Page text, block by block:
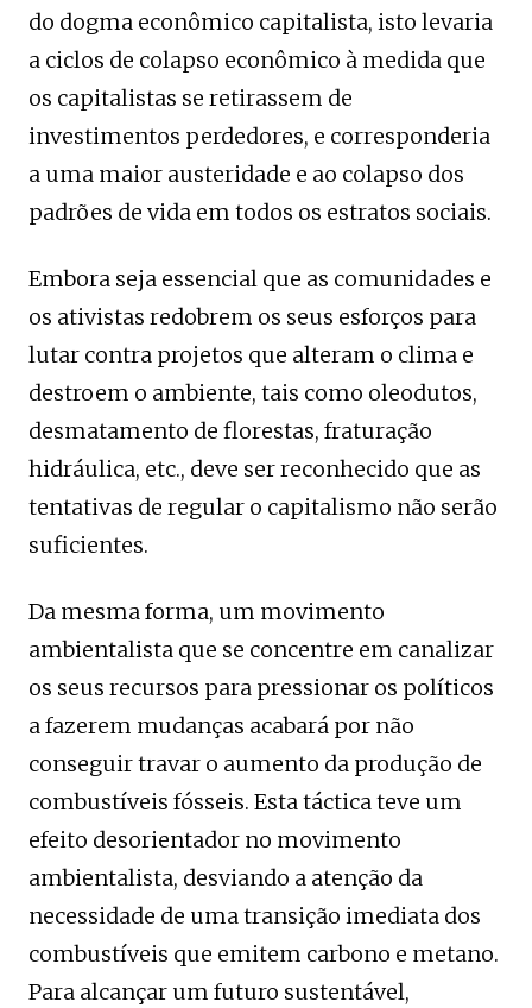
do dogma econômico capitalista, isto levaria
a ciclos de colapso econômico à medida que
os capitalistas se retirassem de
investimentos perdedores, e corresponderia
a uma maior austeridade e ao colapso dos
padrões de vida em todos os estratos sociais.
Embora seja essencial que as comunidades e
os ativistas redobrem os seus esforços para
lutar contra projetos que alteram o clima e
destroem o ambiente, tais como oleodutos,
desmatamento de florestas, fraturação
hidráulica, etc., deve ser reconhecido que as
tentativas de regular o capitalismo não serão
suficientes.
Da mesma forma, um movimento
ambientalista que se concentre em canalizar
os seus recursos para pressionar os políticos
a fazerem mudanças acabará por não
conseguir travar o aumento da produção de
combustíveis fósseis. Esta táctica teve um
efeito desorientador no movimento
ambientalista, desviando a atenção da
necessidade de uma transição imediata dos
combustíveis que emitem carbono e metano.
Para alcançar um futuro sustentável,